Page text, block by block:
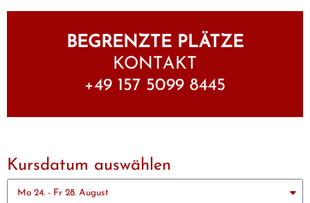
BEGRENZTE PLÄTZE
KONTAKT
+49 157 5099 8445
Kursdatum auswählen